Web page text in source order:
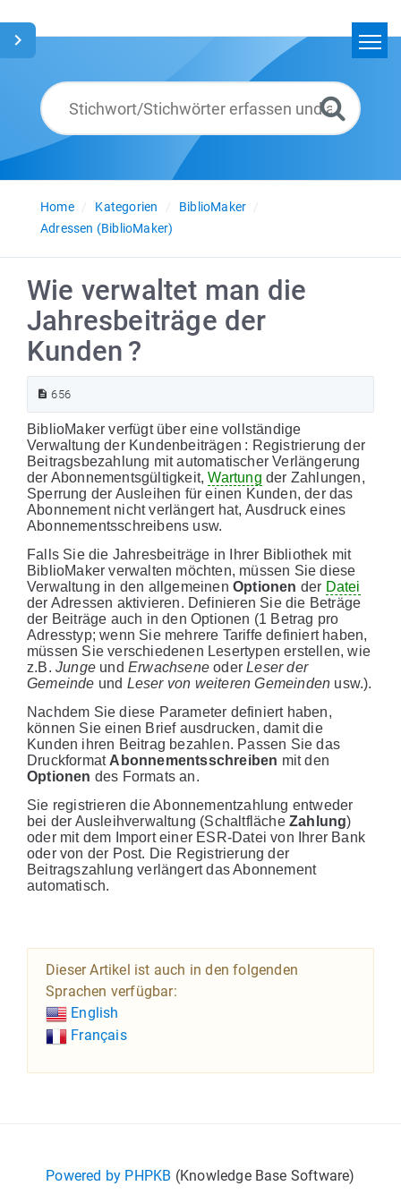
Glossar
Deutsch
Home
Kategorien
BiblioMaker
Adressen (BiblioMaker)
Wie verwaltet man die
Jahresbeiträge der
Kunden ?
656
BiblioMaker verfügt über eine vollständige
Verwaltung der Kundenbeiträgen : Registrierung der
Beitragsbezahlung mit automatischer Verlängerung
der Abonnementsgültigkeit,Wartung der Zahlungen,
Sperrung der Ausleihen für einen Kunden, der das
Abonnement nicht verlängert hat, Ausdruck eines
Abonnementsschreibens usw.
Falls Sie die Jahresbeiträge in Ihrer Bibliothek mit
BiblioMaker verwalten möchten, müssen Sie diese
Verwaltung in den allgemeinen Optionen der Datei
der Adressen aktivieren. Definieren Sie die Beträge
der Beiträge auch in den Optionen (1 Betrag pro
Adresstyp; wenn Sie mehrere Tariffe definiert haben,
müssen Sie verschiedenen Lesertypen erstellen, wie
z.B. Junge und Erwachsene oderLeser der
Gemeinde und Leser von weiteren Gemeinden usw.).
Nachdem Sie diese Parameter definiert haben,
können Sie einen Brief ausdrucken, damit die
Kunden ihren Beitrag bezahlen. Passen Sie das
Druckformat Abonnementsschreiben mit den
Optionen des Formats an.
Sie registrieren die Abonnementzahlung entweder
bei der Ausleihverwaltung (Schaltfläche Zahlung)
oder mit dem Import einer ESR-Datei von Ihrer Bank
oder von der Post. Die Registrierung der
Beitragszahlung verlängert das Abonnement
automatisch.
Dieser Artikel ist auch in den folgenden
Sprachen verfügbar:
English
Français
Powered by PHPKB (Knowledge Base Software)